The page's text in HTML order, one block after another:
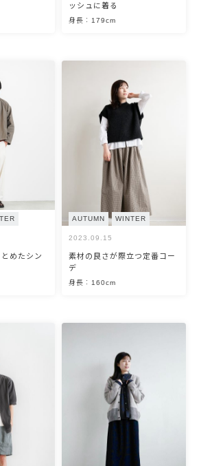
ッシュに着る
身長：179cm
めたシン
AUTUMN WINTER
2023.09.15
素材の良さが際立つ定番コー
デ
身長：160cm